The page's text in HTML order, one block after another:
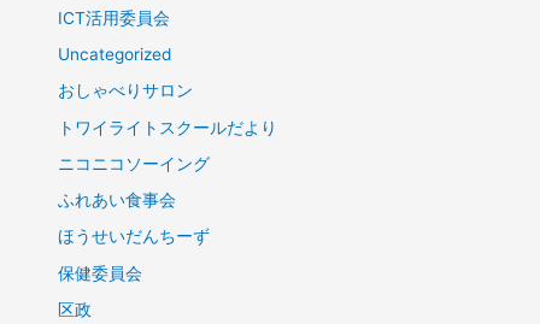
ICT活用委員会
Uncategorized
おしゃべりサロン
トワイライトスクールだより
ニコニコソーイング
ふれあい食事会
ほうせいだんちーず
保健委員会
区政